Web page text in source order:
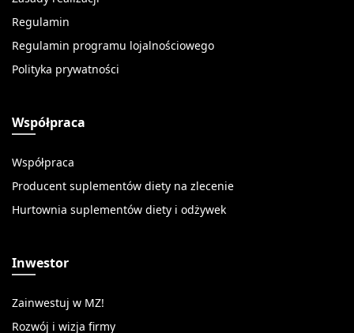
Regulamin
Regulamin programu lojalnościowego
Polityka prywatności
Współpraca
Współpraca
Producent suplementów diety na zlecenie
Hurtownia suplementów diety i odżywek
Inwestor
Zainwestuj w MZ!
Rozwój i wizja firmy